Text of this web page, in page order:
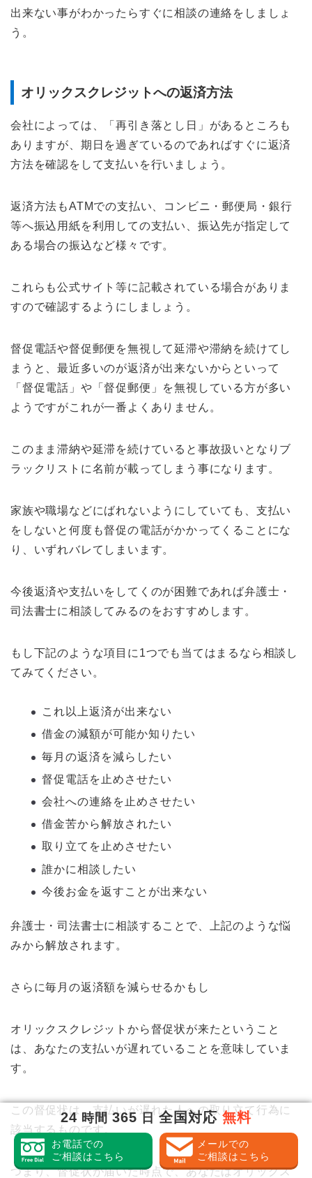
出来ない事がわかったらすぐに相談の連絡をしましょ
う。
オリックスクレジットへの返済方法
会社によっては、「再引き落とし日」があるところも
ありますが、期日を過ぎているのであればすぐに返済
方法を確認をして支払いを行いましょう。
返済方法もATMでの支払い、コンビニ・郵便局・銀行
等へ振込用紙を利用しての支払い、振込先が指定して
ある場合の振込など様々です。
これらも公式サイト等に記載されている場合がありま
すので確認するようにしましょう。
督促電話や督促郵便を無視して延滞や滞納を続けてし
まうと、最近多いのが返済が出来ないからといって
「督促電話」や「督促郵便」を無視している方が多い
ようですがこれが一番よくありません。
このまま滞納や延滞を続けていると事故扱いとなりブ
ラックリストに名前が載ってしまう事になります。
家族や職場などにばれないようにしていても、支払い
をしないと何度も督促の電話がかかってくることにな
り、いずれバレてしまいます。
今後返済や支払いをしてくのが困難であれば弁護士・
司法書士に相談してみるのをおすすめします。
もし下記のような項目に1つでも当てはまるなら相談し
てみてください。
これ以上返済が出来ない
借金の減額が可能か知りたい
毎月の返済を減らしたい
督促電話を止めさせたい
会社への連絡を止めさせたい
借金苦から解放されたい
取り立てを止めさせたい
誰かに相談したい
今後お金を返すことが出来ない
弁護士・司法書士に相談することで、上記のような悩
みから解放されます。
さらに毎月の返済額を減らせるかもし
オリックスクレジットから督促状が来たということ
は、あなたの支払いが遅れていることを意味していま
す。
この督促状は、支払いが遅れた人への取り立て行為に
該当するものです。
つまり、督促状が届いた時点で、あなたはオリックス
24時間365 日 全国対応無料
お電話での
ご相談はこちら
メールでの
ご相談はこちら